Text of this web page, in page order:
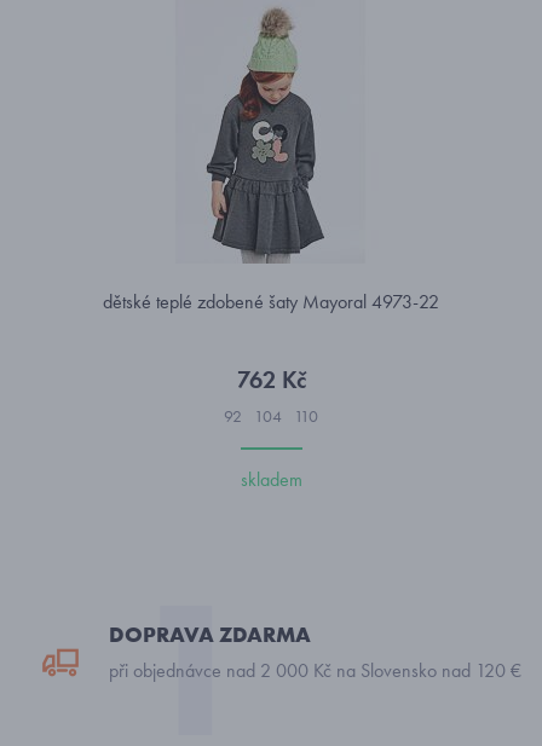
dětské teplé zdobené šaty Mayoral 4973-22
762 Kč
92 104 110
skladem
DOPRAVA ZDARMA
při objednávce nad 2 000 Kč na Slovensko nad 120 €